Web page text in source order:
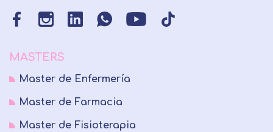
MASTERS
Master de Enfermería
Master de Farmacia
Master de Fisioterapia